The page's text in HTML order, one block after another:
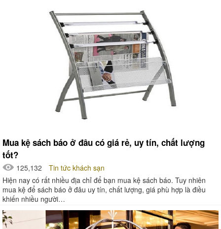
Mua kệ sách báo ở đâu có giá rẻ, uy tín, chất lượng
tốt?
125,132
Tin tức khách sạn
Hiện nay có rất nhiều địa chỉ để bạn mua kệ sách báo. Tuy nhiên
mua kệ để sách báo ở đâu uy tín, chất lượng, giá phù hợp là điều
khiến nhiều người…